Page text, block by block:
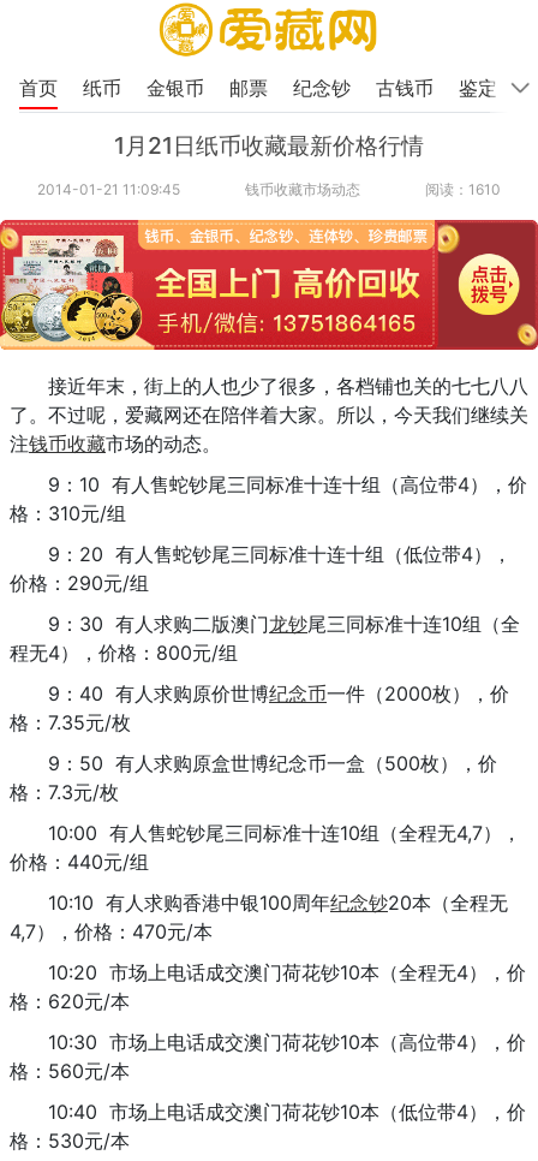
首页 纸币 金银币 邮票 纪念钞 古钱币 鉴定
1月21日纸币收藏最新价格行情
2014-01-21 11:09:45 钱币收藏市场动态 阅读：1610
接近年末，街上的人也少了很多，各档铺也关的七七八八
了。不过呢，爱藏网还在陪伴着大家。所以，今天我们继续关
注钱币收藏市场的动态。
9：10 有人售蛇钞尾三同标准十连十组（高位带4），价
格：310元/组
9：20 有人售蛇钞尾三同标准十连十组（低位带4），
价格：290元/组
9：30 有人求购二版澳门龙钞尾三同标准十连10组（全
程无4），价格：800元/组
9：40 有人求购原价世博纪念币一件（2000枚），价
格：7.35元/枚
9：50 有人求购原盒世博纪念币一盒（500枚），价
格：7.3元/枚
10:00 有人售蛇钞尾三同标准十连10组（全程无4,7），
价格：440元/组
10:10 有人求购香港中银100周年纪念钞20本（全程无
4,7），价格：470元/本
10:20 市场上电话成交澳门荷花钞10本（全程无4），价
格：620元/本
10:30 市场上电话成交澳门荷花钞10本（高位带4），价
格：560元/本
10:40 市场上电话成交澳门荷花钞10本（低位带4），价
格：530元/本